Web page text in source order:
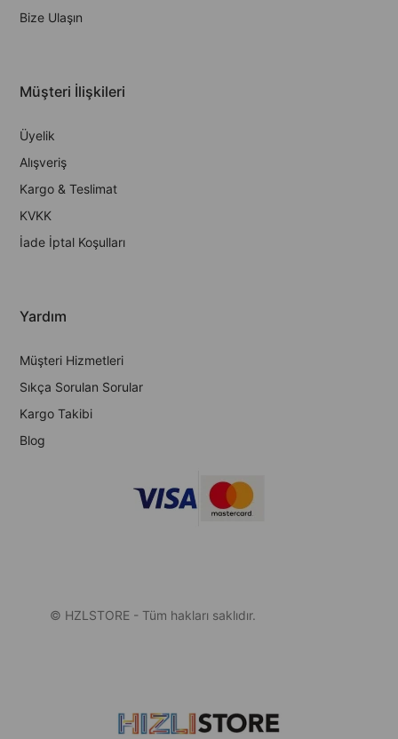
Bize Ulaşın
Müşteri İlişkileri
Üyelik
Alışveriş
Kargo & Teslimat
KVKK
İade İptal Koşulları
Yardım
Müşteri Hizmetleri
Sıkça Sorulan Sorular
Kargo Takibi
Blog
© HZLSTORE - Tüm hakları saklıdır.